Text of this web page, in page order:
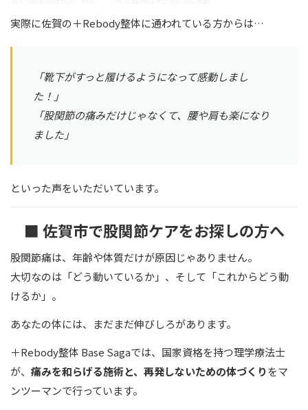
実際に佐賀の＋Rebody整体に通われている方からは…
「靴下がすっと履けるようになって感動しまし
た！」
「股関節の痛みだけじゃなくて、腰や肩も楽になり
ました」
といった声をいただいています。
■ 佐賀市で股関節ケアをお探しの方へ
股関節痛は、年齢や体質だけが原因じゃありません。
大切なのは「どう動いているか」、そして「これからどう動
けるか」。
あなたの体には、まだまだ伸びしろがあります。
＋Rebody整体 Base Sagaでは、国家資格を持つ理学療法士
が、 痛みを和らげる施術と、再発しないための体づくりをマ
ンツーマンで行っています。